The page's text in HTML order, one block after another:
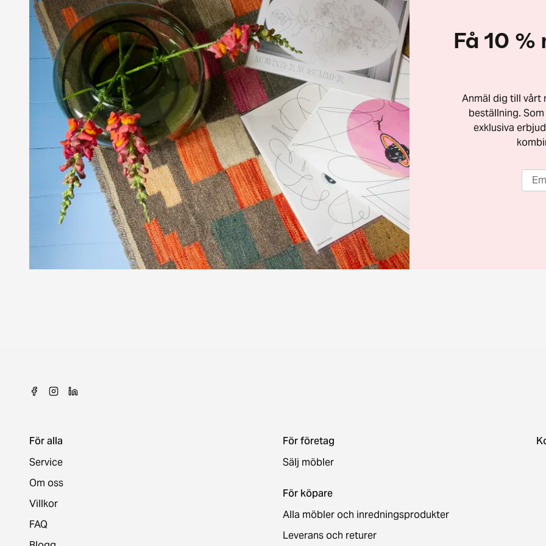
Få 10
Anmäl dig till vårt
beställning.
exklusiva
För alla
Service
Om oss
Villkor
FAQ
För företag
Sälj möbler
För köpare
Alla möbler och inredningsprodukter
Leverans och returer